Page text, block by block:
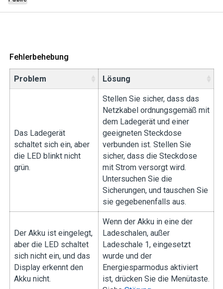
Fehlerbehebung
Problem Lösung
Das Ladegerät
schaltet sich ein, aber
die LED blinkt nicht
grün.
Stellen Sie sicher, dass das
Netzkabel ordnungsgemäß mit
dem Ladegerät und einer
geeigneten Steckdose
verbunden ist. Stellen Sie
sicher, dass die Steckdose
mit Strom versorgt wird.
Untersuchen Sie die
Sicherungen, und tauschen Sie
sie gegebenenfalls aus.
Der Akku ist eingelegt,
aber die LED schaltet
sich nicht ein, und das
Display erkennt den
Akku nicht.
Wenn der Akku in eine der
Ladeschalen, außer
Ladeschale 1, eingesetzt
wurde und der
Energiesparmodus aktiviert
ist, drücken Sie die Menütaste.